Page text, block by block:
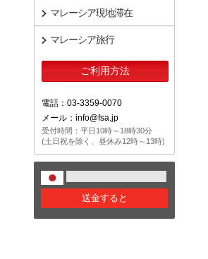
マレーシア現地滞在
マレーシア旅行
ご利用方法
電話：03-3359-0070
メール：info@fsa.jp
受付時間：平日10時～18時30分
(土日祝を除く、昼休み12時～13時)
送金すると